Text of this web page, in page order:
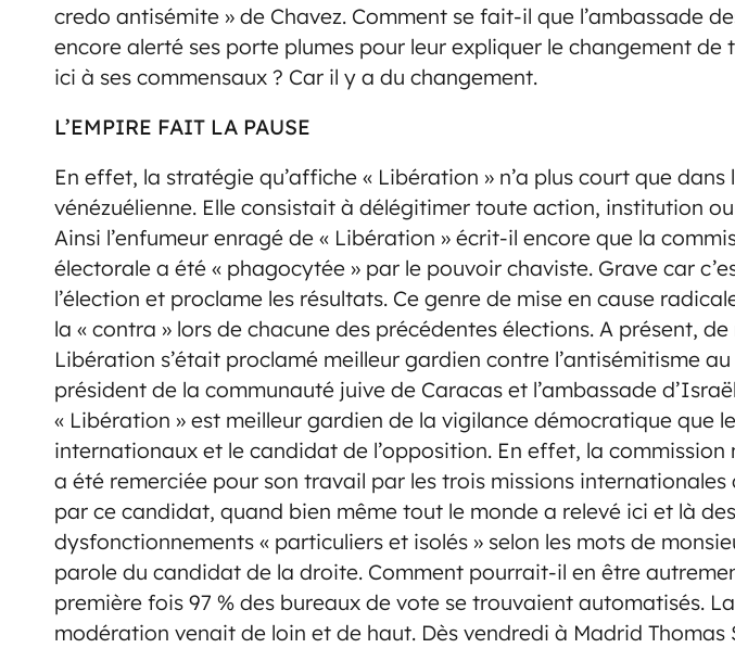
credo antisémite » de Chavez. Comment se fait-il que l’ambassade
encore alerté ses porte plumes pour leur expliquer le changement de
ici à ses commensaux ? Car il y a du changement.
L’EMPIRE FAIT LA PAUSE
En effet, la stratégie qu’affiche « Libération » n’a plus court que dans
vénézuélienne. Elle consistait à délégitimer toute action, institution
Ainsi l’enfumeur enragé de « Libération » écrit-il encore que la
électorale a été « phagocytée » par le pouvoir chaviste. Grave car
l’élection et proclame les résultats. Ce genre de mise en cause
la « contra » lors de chacune des précédentes élections. A présent,
Libération s’était proclamé meilleur gardien contre l’antisémitisme
président de la communauté juive de Caracas et l’ambassade
« Libération » est meilleur gardien de la vigilance démocratique que
internationaux et le candidat de l’opposition. En effet, la
a été remerciée pour son travail par les trois missions internationales
par ce candidat, quand bien même tout le monde a relevé ici et là des
dysfonctionnements « particuliers et isolés » selon les mots de
parole du candidat de la droite. Comment pourrait-il en être
première fois 97 % des bureaux de vote se trouvaient automatisés.
modération venait de loin et de haut. Dès vendredi à Madrid Thomas